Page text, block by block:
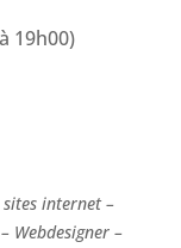
19h00)
internet –
Webdesigner –